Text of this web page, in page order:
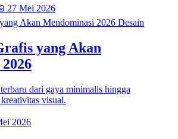
27 Mei 2026
Desain
yang Akan
dari gaya minimalis hingga
visual.
2026